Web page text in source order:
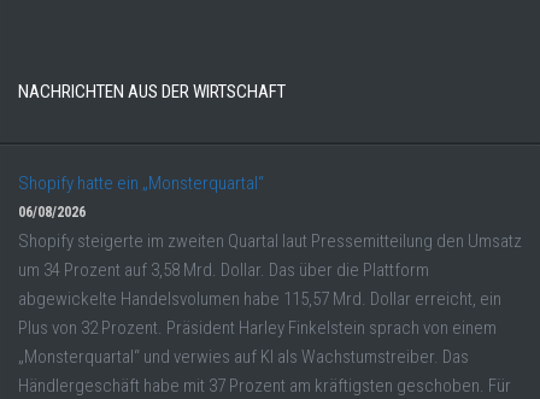
NACHRICHTEN AUS DER WIRTSCHAFT
Shopify hatte ein „Monsterquartal“
06/08/2026
Shopify steigerte im zweiten Quartal laut Pressemitteilung den Umsatz
um 34 Prozent auf 3,58 Mrd. Dollar. Das über die Plattform
abgewickelte Handelsvolumen habe 115,57 Mrd. Dollar erreicht, ein
Plus von 32 Prozent. Präsident Harley Finkelstein sprach von einem
„Monsterquartal“ und verwies auf KI als Wachstumstreiber. Das
Händlergeschäft habe mit 37 Prozent am kräftigsten geschoben. Für